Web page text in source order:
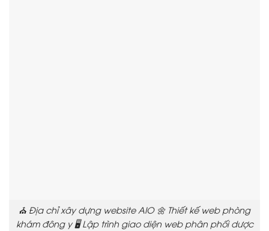
⛪ Địa chỉ xây dựng website AIO 🌼 Thiết kế web phòng
khám đông y 🖥️ Lập trình giao diện web phân phối dược